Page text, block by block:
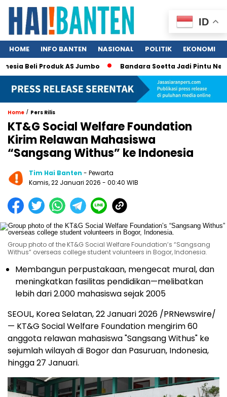
HOME INFO BANTEN NASIONAL POLITIK EKONOMI
Beli Produk AS Jumbo Bandara Soetta Jadi Pintu Neraka
Home / Pers Rilis
KT&G Social Welfare Foundation
Kirim Relawan Mahasiswa
“Sangsang Withus” ke Indonesia
Tim Hai Banten - Pewarta
Kamis, 22 Januari 2026 - 00:40 WIB
Group photo of the KT&G Social Welfare Foundation’s “Sangsang
Withus” overseas college student volunteers in Bogor, Indonesia.
Membangun perpustakaan, mengecat mural, dan
meningkatkan fasilitas pendidikan—melibatkan
lebih dari 2.000 mahasiswa sejak 2005
SEOUL, Korea Selatan, 22 Januari 2026 /PRNewswire/
— KT&G Social Welfare Foundation mengirim 60
anggota relawan mahasiswa "Sangsang Withus" ke
sejumlah wilayah di Bogor dan Pasuruan, Indonesia,
hingga 27 Januari.
ID